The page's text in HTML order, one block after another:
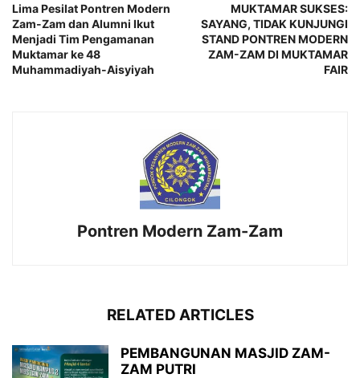
Lima Pesilat Pontren Modern
Zam-Zam dan Alumni Ikut
Menjadi Tim Pengamanan
Muktamar ke 48
Muhammadiyah-Aisyiyah
MUKTAMAR SUKSES:
SAYANG, TIDAK KUNJUNGI
STAND PONTREN MODERN
ZAM-ZAM DI MUKTAMAR
FAIR
Pontren Modern Zam-Zam
RELATED ARTICLES
PEMBANGUNAN MASJID ZAM-
ZAM PUTRI